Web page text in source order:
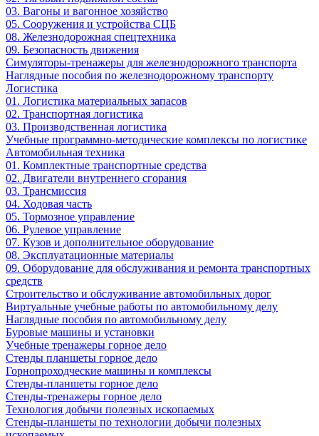
03. Вагоны и вагонное хозяйство
05. Сооружения и устройства СЦБ
08. Железнодорожная спецтехника
09. Безопасность движения
Симуляторы-тренажеры для железнодорожного транспорта
Наглядные пособия по железнодорожному транспорту
Логистика
01. Логистика материальных запасов
02. Транспортная логистика
03. Производственная логистика
Учебные программно-методические комплексы по логистике
Автомобильная техника
01. Комплектные транспортные средства
02. Двигатели внутреннего сгорания
03. Трансмиссия
04. Ходовая часть
05. Тормозное управление
06. Рулевое управление
07. Кузов и дополнительное оборудование
08. Эксплуатационные материалы
09. Оборудование для обслуживания и ремонта транспортных
средств
Строительство и обслуживание автомобильных дорог
Виртуальные учебные работы по автомобильному делу
Наглядные пособия по автомобильному делу
Буровые машины и установки
Учебные тренажеры горное дело
Стенды планшеты горное дело
Горнопроходческие машины и комплексы
Стенды-планшеты горное дело
Стенды-тренажеры горное дело
Технология добычи полезных ископаемых
Стенды-планшеты по технологии добычи полезных